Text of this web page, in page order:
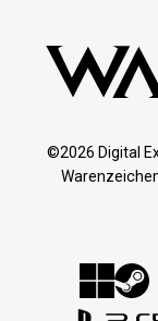
©2026 Digital